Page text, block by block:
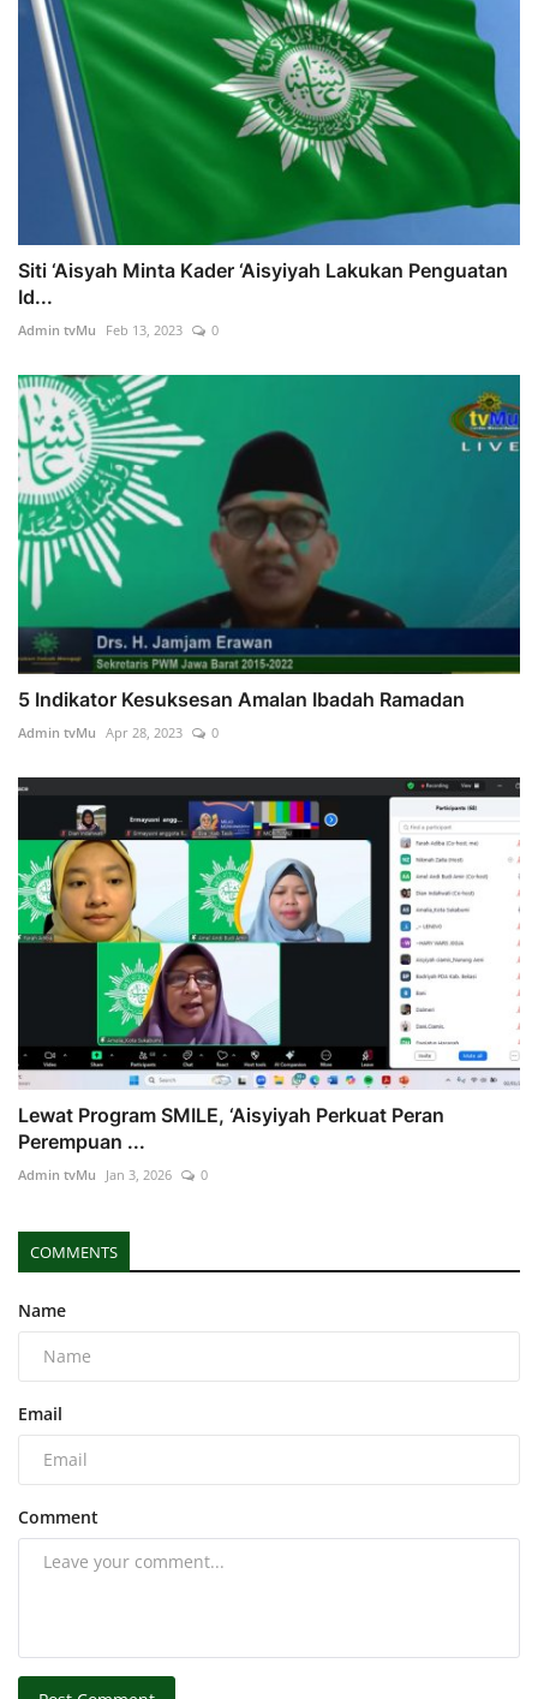
Siti ‘Aisyah Minta Kader ‘Aisyiyah Lakukan Penguatan
Id...
Admin tvMu Feb 13, 2023 0
5 Indikator Kesuksesan Amalan Ibadah Ramadan
Admin tvMu Apr 28, 2023 0
Lewat Program SMILE, ‘Aisyiyah Perkuat Peran
Perempuan ...
Admin tvMu Jan 3, 2026 0
COMMENTS
Name
Email
Comment